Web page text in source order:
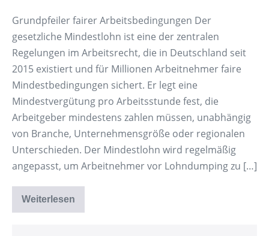
Grundpfeiler fairer Arbeitsbedingungen Der
gesetzliche Mindestlohn ist eine der zentralen
Regelungen im Arbeitsrecht, die in Deutschland seit
2015 existiert und für Millionen Arbeitnehmer faire
Mindestbedingungen sichert. Er legt eine
Mindestvergütung pro Arbeitsstunde fest, die
Arbeitgeber mindestens zahlen müssen, unabhängig
von Branche, Unternehmensgröße oder regionalen
Unterschieden. Der Mindestlohn wird regelmäßig
angepasst, um Arbeitnehmer vor Lohndumping zu […]
Weiterlesen
Der
gesetzliche